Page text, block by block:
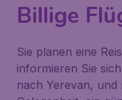
Billige
Sie planen eine
informieren Sie
nach Yerevan, und